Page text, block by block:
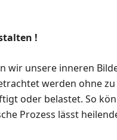
!
wir unsere inneren
werden ohne
oder belastet. So
Prozess lässt